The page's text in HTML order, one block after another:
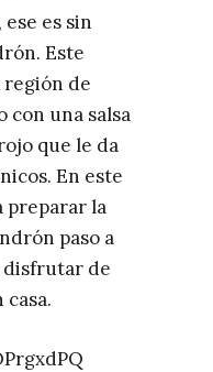
es sin
Este
de
con una salsa
que le da
En este
preparar la
paso a
disfrutar de